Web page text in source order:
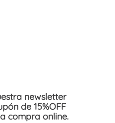
newsletter
de 15%OFF
compra online.